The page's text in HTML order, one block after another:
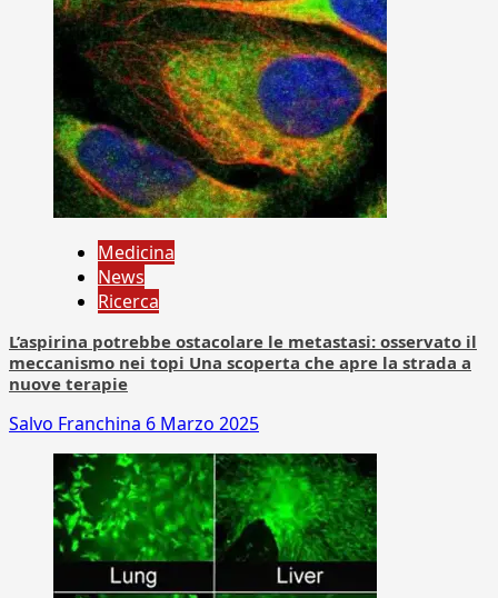
Medicina
News
Ricerca
L’aspirina potrebbe ostacolare le metastasi: osservato il
meccanismo nei topi Una scoperta che apre la strada a
nuove terapie
Salvo Franchina 6 Marzo 2025